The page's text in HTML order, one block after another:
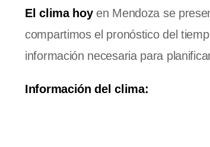
El clima hoyen Mendoza se
compartimos el pronóstico del
información necesaria para
Información del clima: